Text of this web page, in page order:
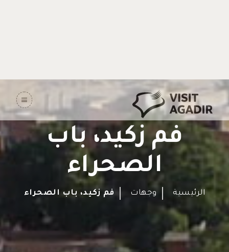
فم زكيد، باب
الصحراء
الرئيسية وجهات فم زكيد، باب الصحراء